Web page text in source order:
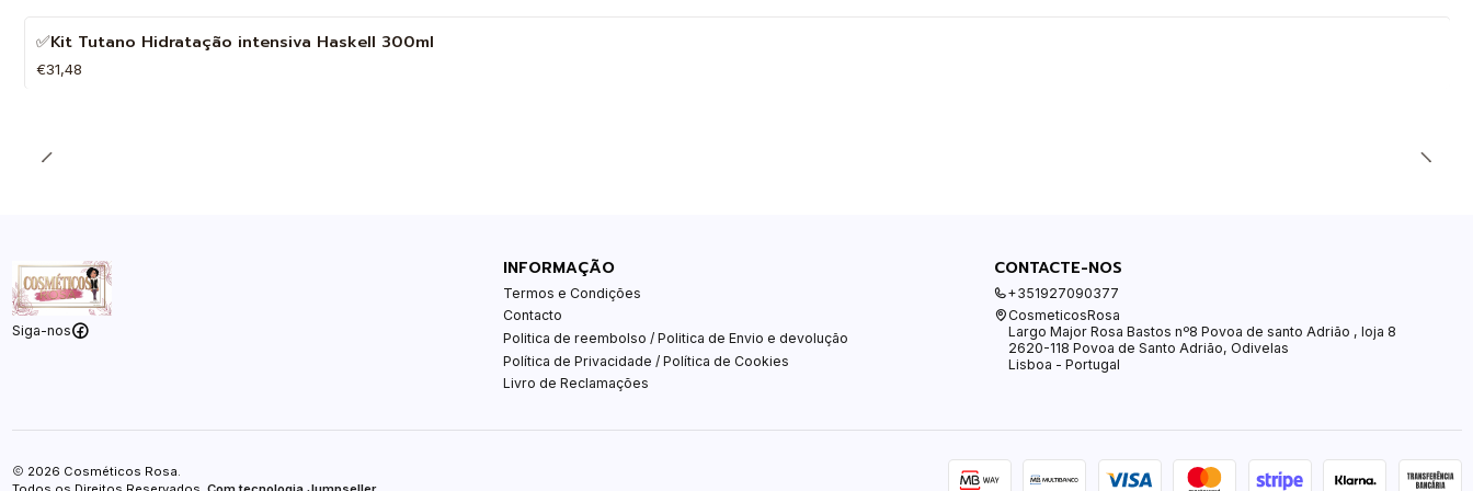
✅Kit Tutano Hidratação intensiva Haskell 300ml
€31,48
Siga-nos
INFORMAÇÃO
Termos e Condições
Contacto
Politica de reembolso / Politica de Envio e devolução
Política de Privacidade / Política de Cookies
Livro de Reclamações
CONTACTE-NOS
+351927090377
CosmeticosRosa
Largo Major Rosa Bastos nº8 Povoa de santo Adrião , loja 8
2620-118 Povoa de Santo Adrião, Odivelas
Lisboa - Portugal
2026 Cosméticos Rosa.